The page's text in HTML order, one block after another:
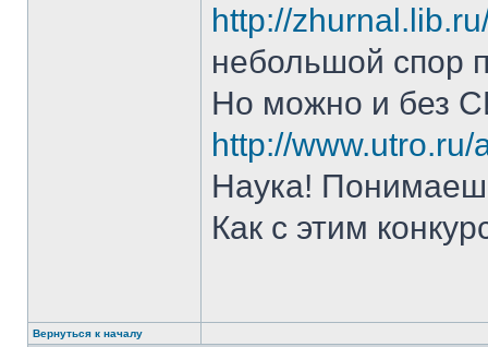
http://
небольшой спор
Но можно и без
http://
Наука!
Как с этим
Вернуться к началу